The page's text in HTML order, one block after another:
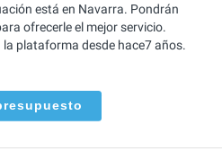
está en Navarra. Pondrán
ofrecerle el mejor servicio.
plataforma desde hace7 años.